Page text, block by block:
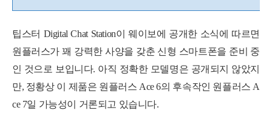
팁스터 Digital Chat Station이 웨이보에 공개한 소식에 따르면
원플러스가 꽤 강력한 사양을 갖춘 신형 스마트폰을 준비 중
인 것으로 보입니다. 아직 정확한 모델명은 공개되지 않았지
만, 정황상 이 제품은 원플러스 Ace 6의 후속작인 원플러스 A
ce 7일 가능성이 거론되고 있습니다.